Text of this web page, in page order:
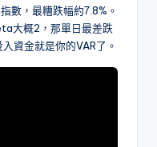
數，最糟跌幅約7.8%。
大概2，那單日最差跌
資金就是你的VAR了。